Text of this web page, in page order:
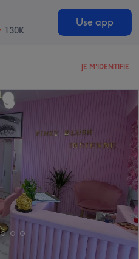
130K
Use app
JE M'IDENTIFIE